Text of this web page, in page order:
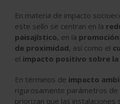
En materia de impacto
este sello se centran en la
paisajístico, en la
de proximidad, así como el
el impacto positivo sobre la
En términos de impacto
rigurosamente parámetros de
priorizan que las instalaciones